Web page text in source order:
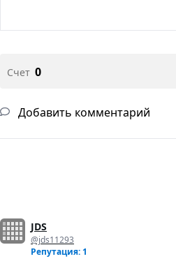
Счет 0
Добавить комментарий
JDS
@jds11293
Репутация: 1